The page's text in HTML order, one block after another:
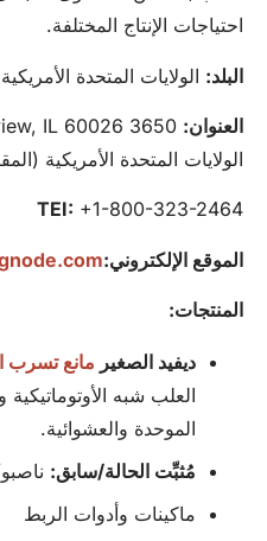
احتياجات الإنتاج المختلفة.
البلد: الولايات المتحدة الأمريكية
العنوان:
الولايات المتحدة الأمريكية
TEI: +1-800-323-2464
الموقع الإلكتروني:
المنتجات:
ديفيد الصغير مانع تسرب
العلب شبه الأوتوماتيكية
الموحدة والعشوائية.
مُثبِّت الحالة/سابق:
ماكينات وأدوات الربط